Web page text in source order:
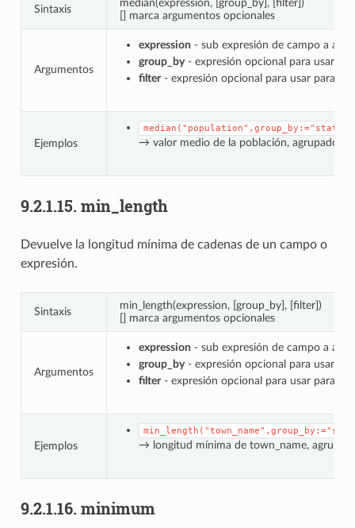
Sintaxis
median(expression, [group_by], [filter])
[] marca argumentos opcionales
Argumentos
expression - sub expresión de campo a
group_by- expresión opcional para usar
filter- expresión opcional para usar para
Ejemplos
median("population",group_by:="state")
→ valor medio de la población, agrupado
9.2.1.15. min_length
Devuelve la longitud mínima de cadenas de un campo o
expresión.
Sintaxis
min_length(expression, [group_by], [filter])
[] marca argumentos opcionales
Argumentos
expression - sub expresión de campo a
group_by- expresión opcional para usar
filter- expresión opcional para usar para
Ejemplos → longitud mínima de town_name,
9.2.1.16. minimum